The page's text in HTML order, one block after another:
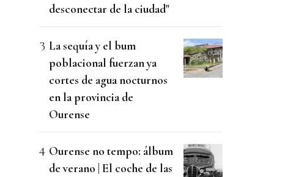
desconectar de la ciudad"
La sequía y el bum
poblacional fuerzan ya
cortes de agua nocturnos
en la provincia de
Ourense
Ourense no tempo: álbum
de verano | El coche de las